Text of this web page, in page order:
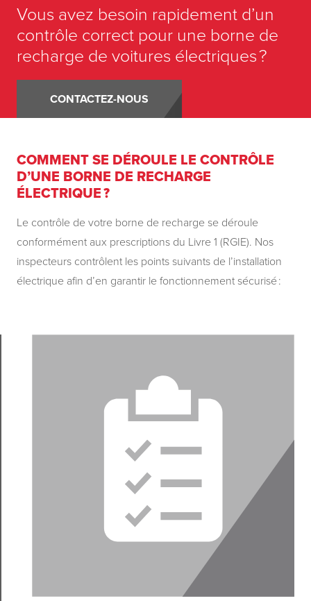
Vous avez besoin rapidement d’un
contrôle correct pour une borne de
recharge de voitures électriques ?
CONTACTEZ-NOUS
COMMENT SE DÉROULE LE CONTRÔLE
D’UNE BORNE DE RECHARGE
ÉLECTRIQUE ?
Le contrôle de votre borne de recharge se déroule
conformément aux prescriptions du Livre 1 (RGIE). Nos
inspecteurs contrôlent les points suivants de l’installation
électrique afin d’en garantir le fonctionnement sécurisé :